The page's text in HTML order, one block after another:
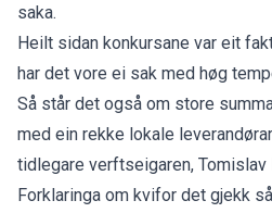
saka.
Heilt sidan konkursane var eit
har det vore ei sak med høg
Så står det også om store
med ein rekke lokale
tidlegare verftseigaren, Tomislav
Forklaringa om kvifor det gjekk